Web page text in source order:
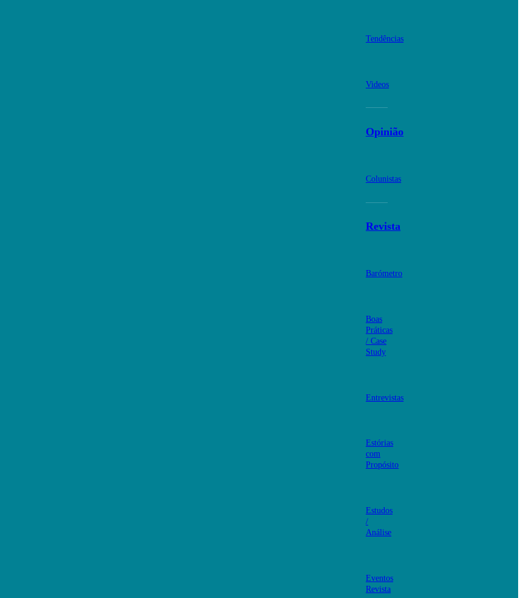
Tendências
Videos
Opinião
Colunistas
Revista
Barómetro
Boas
Práticas
/ Case
Study
Entrevistas
Estórias
com
Propósito
Estudos
/
Análise
Eventos
Revista